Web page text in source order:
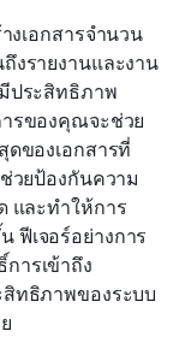
งเอกสารจำนวน
งรายงานและงาน
ประสิทธิภาพ
รของคุณจะช่วย
ของเอกสารที่
วยป้องกันความ
และทำให้การ
ฟีเจอร์อย่างการ
ารเข้าถึง
ทธิภาพของระบบ